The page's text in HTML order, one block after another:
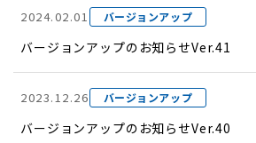
2024.02.01 バージョンアップ
バージョンアップのお知らせVer.41
2023.12.26 バージョンアップ
バージョンアップのお知らせVer.40